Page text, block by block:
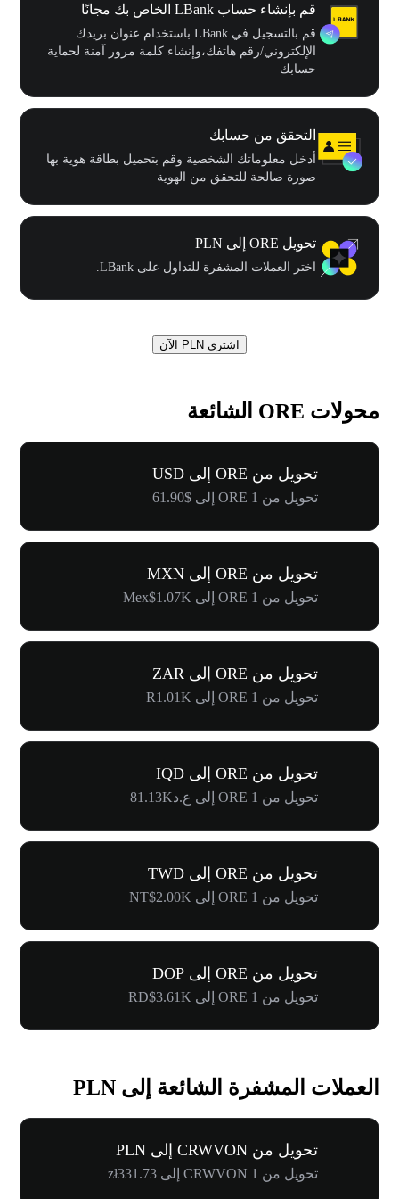
قم بإنشاء حساب LBank الخاص بك مجانًا
قم بالتسجيل في LBank باستخدام عنوان بريدك
الإلكتروني/رقم هاتفك،وإنشاء كلمة مرور آمنة لحماية
حسابك
التحقق من حسابك
أدخل معلوماتك الشخصية وقم بتحميل بطاقة هوية بها
صورة صالحة للتحقق من الهوية
تحويل ORE إلى PLN
اختر العملات المشفرة للتداول على LBank.
اشتري PLN الآن
محولات ORE الشائعة
تحويل من ORE إلى USD
تحويل من 1 ORE إلى $61.90
تحويل من ORE إلى MXN
تحويل من 1 ORE إلى Mex$1.07K
تحويل من ORE إلى ZAR
تحويل من 1 ORE إلى R1.01K
تحويل من ORE إلى IQD
تحويل من 1 ORE إلى ع.د81.13K
تحويل من ORE إلى TWD
تحويل من 1 ORE إلى NT$2.00K
تحويل من ORE إلى DOP
تحويل من 1 ORE إلى RD$3.61K
العملات المشفرة الشائعة إلى PLN
تحويل من CRWVON إلى PLN
تحويل من 1 CRWVON إلى zł331.73